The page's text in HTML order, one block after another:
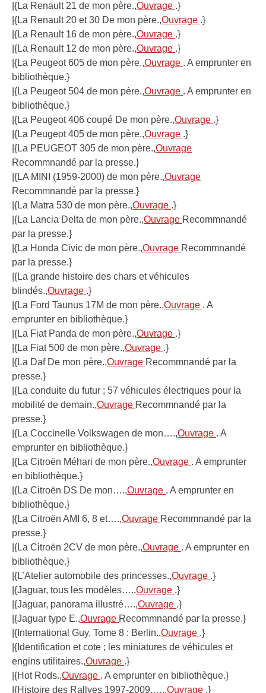
|{La Renault 21 de mon père.,Ouvrage .}
|{La Renault 20 et 30 De mon père.,Ouvrage .}
|{La Renault 16 de mon père.,Ouvrage .}
|{La Renault 12 de mon père.,Ouvrage .}
|{La Peugeot 605 de mon père.,Ouvrage . A emprunter en
bibliothèque.}
|{La Peugeot 504 de mon père.,Ouvrage . A emprunter en
bibliothèque.}
|{La Peugeot 406 coupé De mon père.,Ouvrage .}
|{La Peugeot 405 de mon père.,Ouvrage .}
|{La PEUGEOT 305 de mon père.,Ouvrage
Recommnandé par la presse.}
|{LA MINI (1959-2000) de mon père.,Ouvrage
Recommnandé par la presse.}
|{La Matra 530 de mon père.,Ouvrage .}
|{La Lancia Delta de mon père.,Ouvrage Recommnandé
par la presse.}
|{La Honda Civic de mon père.,Ouvrage Recommnandé
par la presse.}
|{La grande histoire des chars et véhicules
blindés.,Ouvrage .}
|{La Ford Taunus 17M de mon père.,Ouvrage . A
emprunter en bibliothèque.}
|{La Fiat Panda de mon père.,Ouvrage .}
|{La Fiat 500 de mon père.,Ouvrage .}
|{La Daf De mon père.,Ouvrage Recommnandé par la
presse.}
|{La conduite du futur ; 57 véhicules électriques pour la
mobilité de demain.,Ouvrage Recommnandé par la
presse.}
|{La Coccinelle Volkswagen de mon….,Ouvrage . A
emprunter en bibliothèque.}
|{La Citroën Méhari de mon père.,Ouvrage . A emprunter
en bibliothèque.}
|{La Citroën DS De mon….,Ouvrage . A emprunter en
bibliothèque.}
|{La Citroën AMI 6, 8 et….,Ouvrage Recommnandé par la
presse.}
|{La Citroën 2CV de mon père.,Ouvrage . A emprunter en
bibliothèque.}
|{L’Atelier automobile des princesses.,Ouvrage .}
|{Jaguar, tous les modèles….,Ouvrage .}
|{Jaguar, panorama illustré….,Ouvrage .}
|{Jaguar type E.,Ouvrage Recommnandé par la presse.}
|{International Guy, Tome 8 : Berlin.,Ouvrage .}
|{Identification et cote ; les miniatures de véhicules et
engins utilitaires.,Ouvrage .}
|{Hot Rods.,Ouvrage . A emprunter en bibliothèque.}
|{Histoire des Rallyes 1997-2009,….,Ouvrage .}